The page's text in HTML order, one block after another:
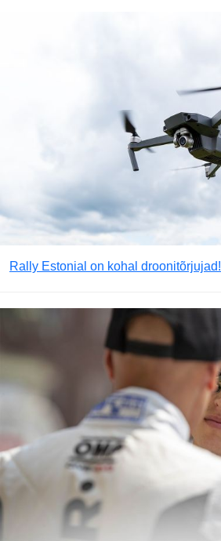
Rally Estonial on kohal droonitõrjujad!